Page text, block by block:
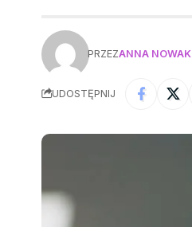
PRZEZANNA NOWAK
UDOSTĘPNIJ